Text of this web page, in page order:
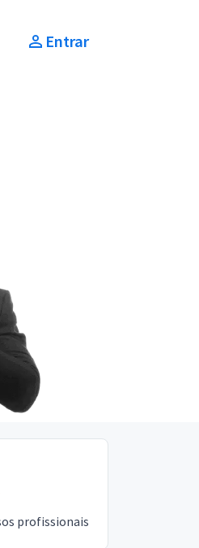
Entrar
profissionais